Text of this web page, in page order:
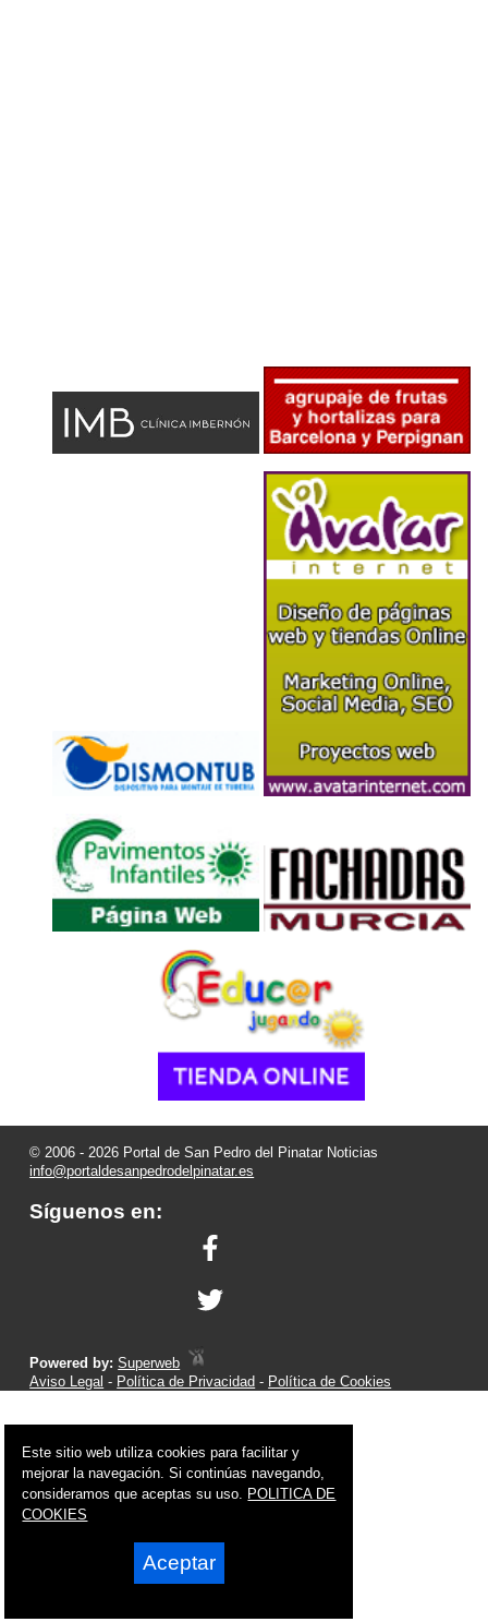
© 2006 - 2026 Portal de San Pedro del Pinatar Noticias
info@portaldesanpedrodelpinatar.es
Síguenos en:
Powered by:Superweb
Aviso Legal - Política de Privacidad - Política de Cookies
Este sitio web utiliza cookies para facilitar y
mejorar la navegación. Si continúas navegando,
consideramos que aceptas su uso. POLITICA DE
COOKIES
Aceptar